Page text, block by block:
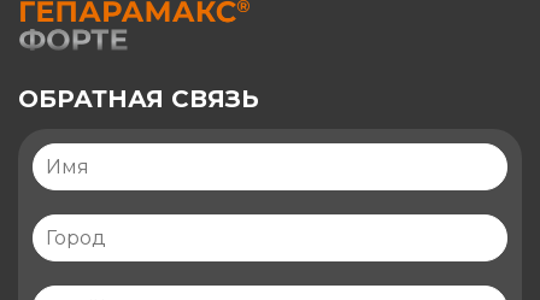
ОБРАТНАЯ СВЯЗЬ